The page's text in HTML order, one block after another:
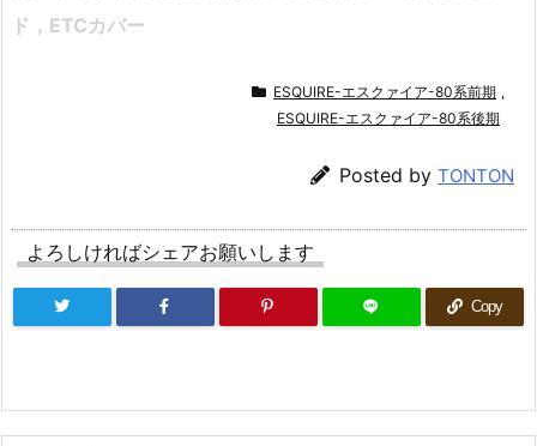
ド，ETCカバー
ESQUIRE-エスクァイア-80系前期 ,
ESQUIRE-エスクァイア-80系後期
Posted by TONTON
よろしければシェアお願いします
Copy